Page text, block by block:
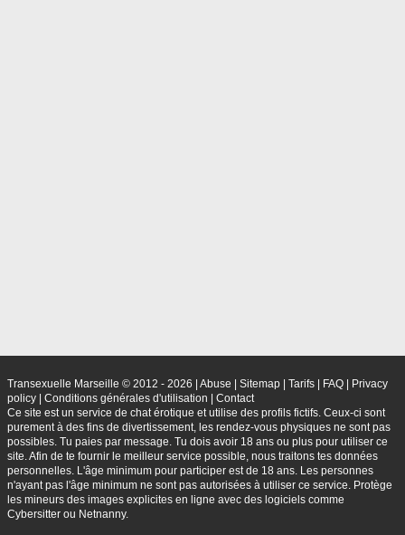
Transexuelle Marseille © 2012 - 2026 Abuse Sitemap| Tarifs| FAQ|
Privacy
policy| Conditions générales d'utilisation
Contact
Ce site est un service de chat érotique et utilise des profils fictifs. Ceux-ci sont
purement à des fins de divertissement, les rendez-vous physiques ne sont pas
possibles. Tu paies par message. Tu dois avoir 18 ans ou plus pour utiliser ce
site. Afin de te fournir le meilleur service possible, nous traitons tes données
personnelles. L'âge minimum pour participer est de 18 ans. Les personnes
n'ayant pas l'âge minimum ne sont pas autorisées à utiliser ce service. Protège
les mineurs des images explicites en ligne avec des logiciels comme
Cybersitter ou Netnanny.